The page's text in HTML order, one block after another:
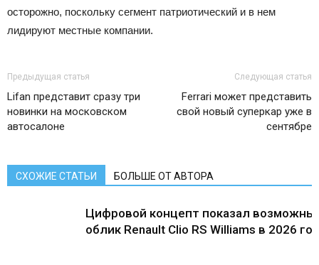
осторожно, поскольку сегмент патриотический и в нем
лидируют местные компании.
Предыдущая статья
Lifan представит сразу три
новинки на московском
автосалоне
Следующая статья
Ferrari может представить
свой новый суперкар уже в
сентябре
СХОЖИЕ СТАТЬИ БОЛЬШЕ ОТ АВТОРА
Цифровой концепт показал
облик Renault Clio RS Williams в 2026